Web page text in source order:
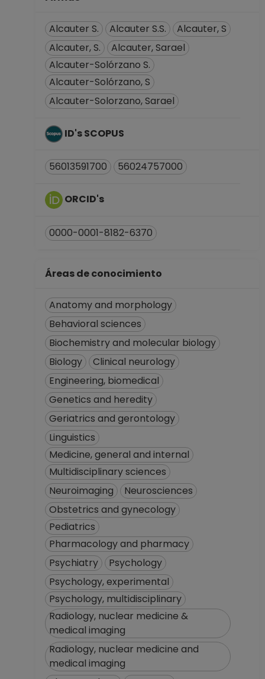
Querétaro,
Querétaro
Desde 01-02-2015
hasta 30-11-2019
Alcauter S. Alcauter S.S.
Alcauter, S
Alcauter, S.
Alcauter, Sarael
Alcauter-Solórzano S.
Alcauter-Solórzano, S
Alcauter-Solorzano, Sarael
ID's SCOPUS
56013591700 56024757000
ORCID's
0000-0001-8182-6370
Áreas de conocimiento
Anatomy and morphology
Behavioral sciences
Biochemistry and molecular biology
Biology
Clinical neurology
Engineering, biomedical
Genetics and heredity
Geriatrics and gerontology
Linguistics
Medicine, general and internal
Multidisciplinary sciences
Neuroimaging
Neurosciences
Obstetrics and gynecology
Pediatrics
Pharmacology and pharmacy
Psychiatry
Psychology
Psychology, experimental
Psychology, multidisciplinary
Radiology, nuclear medicine &
medical imaging
Radiology, nuclear medicine and
medical imaging